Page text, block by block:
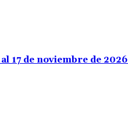
17 de noviembre de 2026